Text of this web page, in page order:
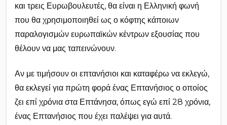
και τρεις Ευρωβουλευτές, θα είναι η Ελληνική φωνή
που θα χρησιμοποιηθεί ως ο κόφτης κάποιων
παραλογισμών ευρωπαϊκών κέντρων εξουσίας που
θέλουν να μας ταπεινώνουν.
Αν με τιμήσουν οι επτανήσιοι και καταφέρω να εκλεγώ,
θα εκλεγεί για πρώτη φορά ένας Επτανήσιος ο οποίος
ζει επί χρόνια στα Επτάνησα, όπως εγώ επί 28 χρόνια,
ένας Επτανήσιος που έχει παλέψει για αυτά.